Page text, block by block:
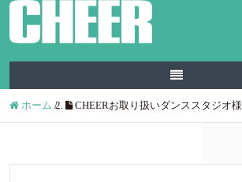
ホーム / CHEERお取り扱いダンススタジオ様